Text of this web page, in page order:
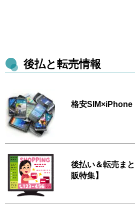
後払と転売情報
格安SIM×iPhone
後払い＆転売ま
販特集】